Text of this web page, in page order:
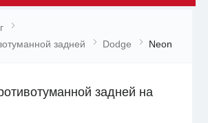
задней
Dodge Neon
задней на